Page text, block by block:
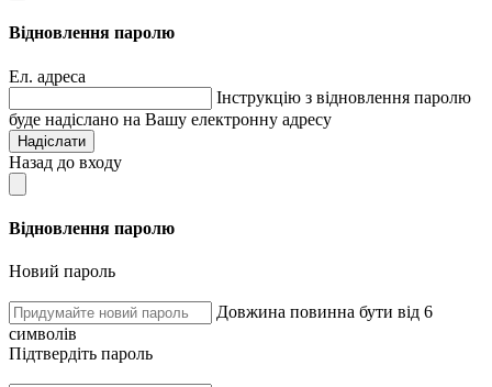
Відновлення паролю
Ел. адреса
Інструкцію з відновлення паролю
буде надіслано на Вашу електронну адресу
Надіслати
Назад до входу
Відновлення паролю
Новий пароль
Довжина повинна бути від 6
символів
Підтвердіть пароль